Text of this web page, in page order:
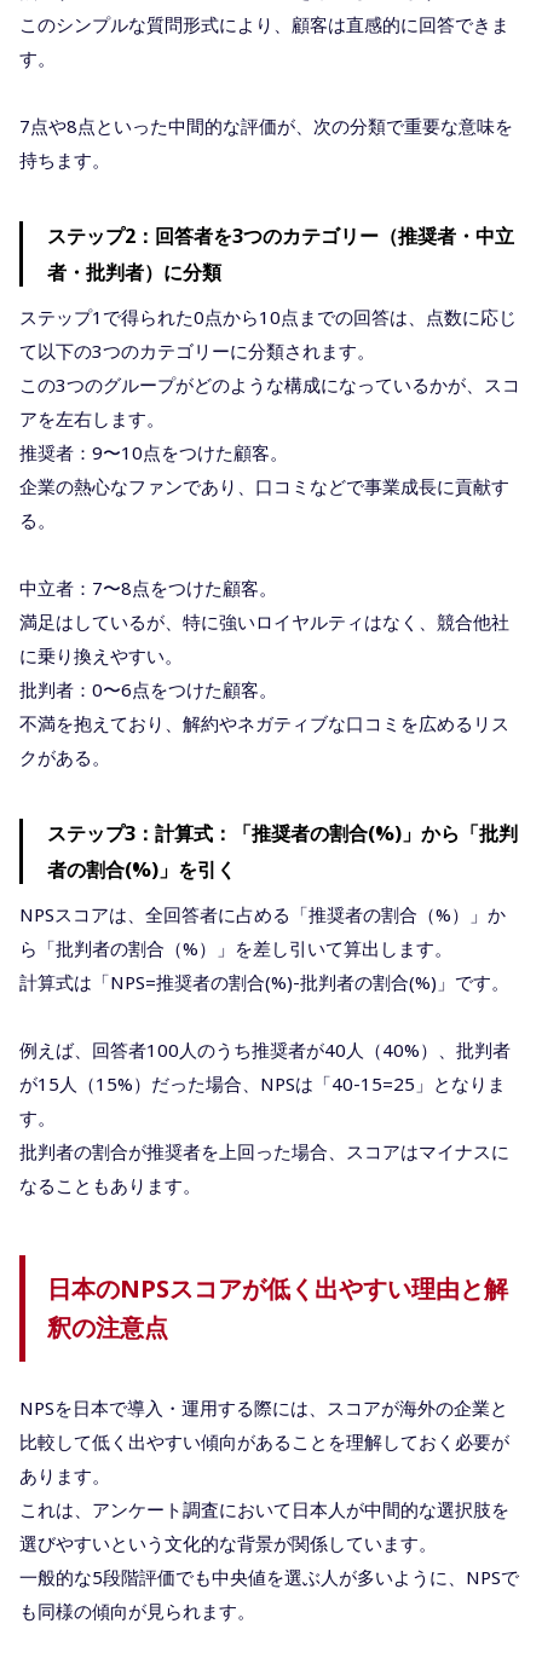
このシンプルな質問形式により、顧客は直感的に回答できま
す。
7点や8点といった中間的な評価が、次の分類で重要な意味を
持ちます。
ステップ2：回答者を3つのカテゴリー（推奨者・中立
者・批判者）に分類
ステップ1で得られた0点から10点までの回答は、点数に応じ
て以下の3つのカテゴリーに分類されます。
この3つのグループがどのような構成になっているかが、スコ
アを左右します。
推奨者：9〜10点をつけた顧客。
企業の熱心なファンであり、口コミなどで事業成長に貢献す
る。
中立者：7〜8点をつけた顧客。
満足はしているが、特に強いロイヤルティはなく、競合他社
に乗り換えやすい。
批判者：0〜6点をつけた顧客。
不満を抱えており、解約やネガティブな口コミを広めるリス
クがある。
ステップ3：計算式：「推奨者の割合(%)」から「批判
者の割合(%)」を引く
NPSスコアは、全回答者に占める「推奨者の割合（%）」か
ら「批判者の割合（%）」を差し引いて算出します。
計算式は「NPS=推奨者の割合(%)-批判者の割合(%)」です。
例えば、回答者100人のうち推奨者が40人（40%）、批判者
が15人（15%）だった場合、NPSは「40-15=25」となりま
す。
批判者の割合が推奨者を上回った場合、スコアはマイナスに
なることもあります。
日本のNPSスコアが低く出やすい理由と解
釈の注意点
NPSを日本で導入・運用する際には、スコアが海外の企業と
比較して低く出やすい傾向があることを理解しておく必要が
あります。
これは、アンケート調査において日本人が中間的な選択肢を
選びやすいという文化的な背景が関係しています。
一般的な5段階評価でも中央値を選ぶ人が多いように、NPSで
も同様の傾向が見られます。